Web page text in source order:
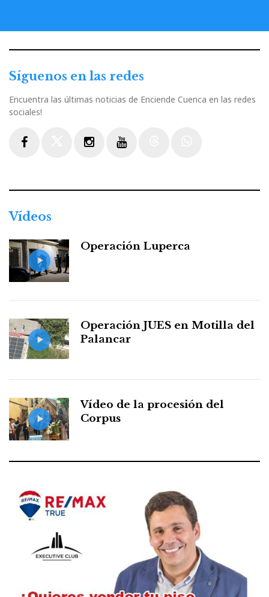
Síguenos en las redes
Encuentra las últimas noticias de Enciende Cuenca en las redes
sociales!
Vídeos
Operación Luperca
Operación JUES en Motilla del
Palancar
Vídeo de la procesión del
Corpus